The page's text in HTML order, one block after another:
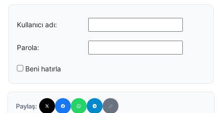
Kullanıcı adı:
Parola:
Beni hatırla
Paylaş: